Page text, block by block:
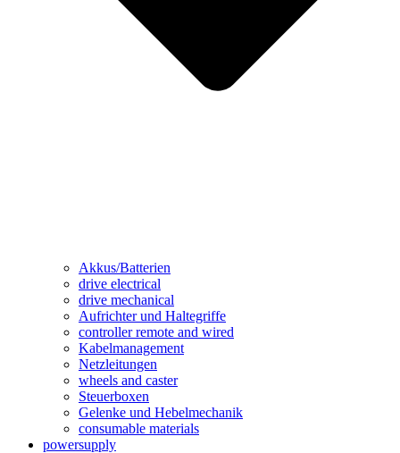
Akkus/Batterien
drive electrical
drive mechanical
Aufrichter und Haltegriffe
controller remote and wired
Kabelmanagement
Netzleitungen
wheels and caster
Steuerboxen
Gelenke und Hebelmechanik
consumable materials
powersupply